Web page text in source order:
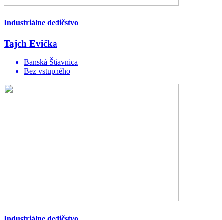
Industriálne dedičstvo
Tajch Evička
Banská Štiavnica
Bez vstupného
Industriálne dedičstvo